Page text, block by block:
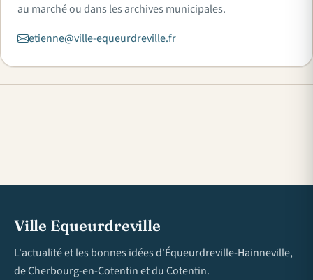
au marché ou dans les archives municipales.
etienne@ville-equeurdreville.fr
Ville Equeurdreville
L'actualité et les bonnes idées d'Équeurdreville-Hainneville,
de Cherbourg-en-Cotentin et du Cotentin.